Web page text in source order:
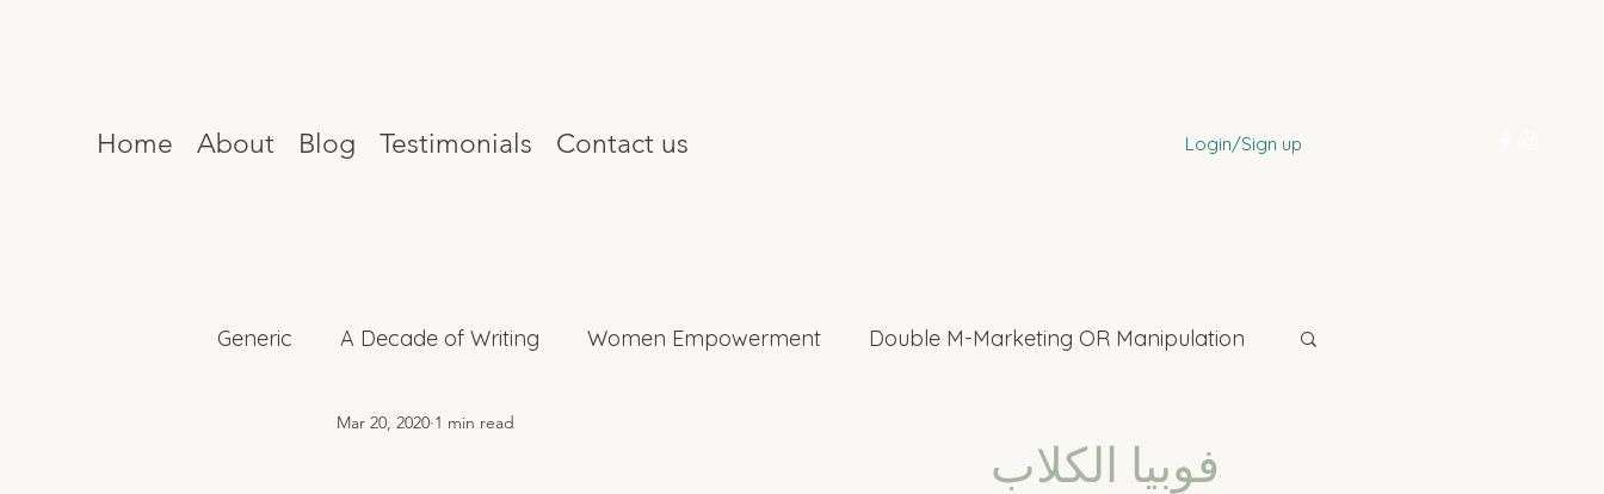
Home About Blog Testimonials Contact us Login/Sign up
Generic A Decade of Writing Women Empowerment Double M-Marketing OR Manipulation
Mind Reset Celebrity Interviews
فوبيا الكلاب
Mar 20, 2020 1 min read